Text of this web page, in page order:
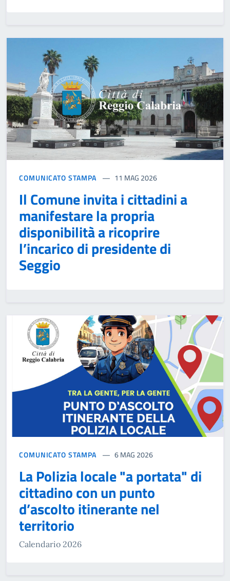
COMUNICATO STAMPA 11 MAG 2026
Il Comune invita i cittadini a
manifestare la propria
disponibilità a ricoprire
l’incarico di presidente di
Seggio
COMUNICATO STAMPA 6 MAG 2026
La Polizia locale "a portata" di
cittadino con un punto
d’ascolto itinerante nel
territorio
Calendario 2026